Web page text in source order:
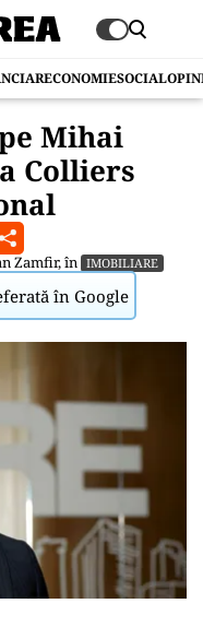
ECONOMIESOCIAL
Mihai
Colliers
Zamfir, în IMOBILIARE
în Google